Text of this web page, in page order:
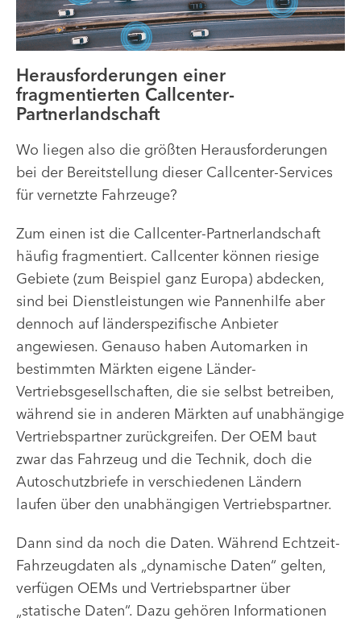
Herausforderungen einer
fragmentierten Callcenter-
Partnerlandschaft
Wo liegen also die größten Herausforderungen
bei der Bereitstellung dieser Callcenter-Services
für vernetzte Fahrzeuge?
Zum einen ist die Callcenter-Partnerlandschaft
häufig fragmentiert. Callcenter können riesige
Gebiete (zum Beispiel ganz Europa) abdecken,
sind bei Dienstleistungen wie Pannenhilfe aber
dennoch auf länderspezifische Anbieter
angewiesen. Genauso haben Automarken in
bestimmten Märkten eigene Länder-
Vertriebsgesellschaften, die sie selbst betreiben,
während sie in anderen Märkten auf unabhängige
Vertriebspartner zurückgreifen. Der OEM baut
zwar das Fahrzeug und die Technik, doch die
Autoschutzbriefe in verschiedenen Ländern
laufen über den unabhängigen Vertriebspartner.
Dann sind da noch die Daten. Während Echtzeit-
Fahrzeugdaten als „dynamische Daten“ gelten,
verfügen OEMs und Vertriebspartner über
„statische Daten“. Dazu gehören Informationen